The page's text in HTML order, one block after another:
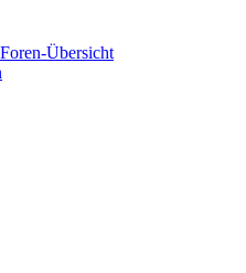
Foren-Übersicht